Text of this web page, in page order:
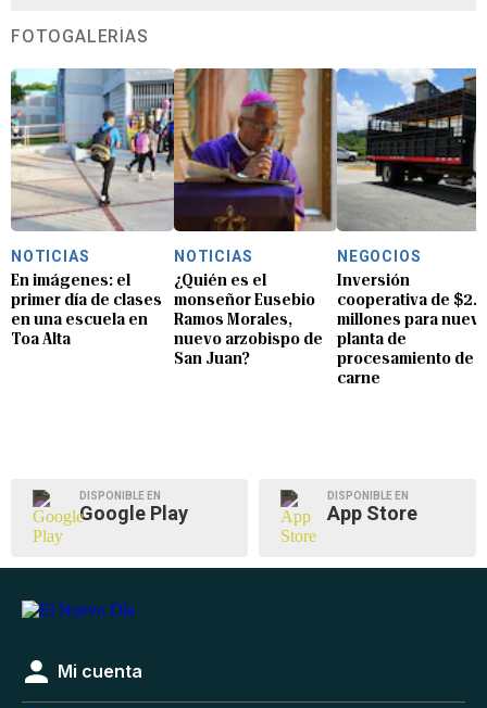
FOTOGALERÍAS
NOTICIAS
En imágenes: el
primer día de clases
en una escuela en
Toa Alta
NOTICIAS
¿Quién es el
monseñor Eusebio
Ramos Morales,
nuevo arzobispo de
San Juan?
NEGOCIOS
Inversión
cooperativa de $2.8
millones para nueva
planta de
procesamiento de
carne
DISPONIBLE EN
Google Play
DISPONIBLE EN
App Store
Mi cuenta